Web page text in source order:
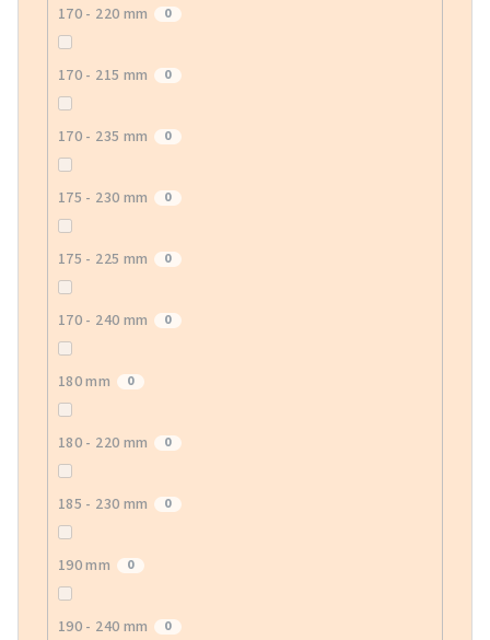
170 - 220 mm 0
170 - 215 mm 0
170 - 235 mm 0
175 - 230 mm 0
175 - 225 mm 0
170 - 240 mm 0
180 mm 0
180 - 220 mm 0
185 - 230 mm 0
190 mm 0
190 - 240 mm 0